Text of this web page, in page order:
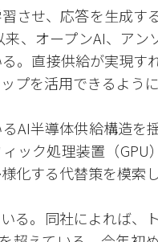
させ、応答を生成す
、オープンAI、アン
。直接供給が実現す
プを活用できるように
AI半導体供給構造を
ック処理装置（GPU
化する代替策を模索し
る。同社によれば、